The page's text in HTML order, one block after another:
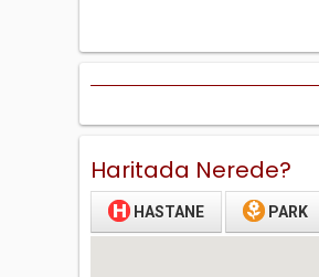
Haritada Nerede?
HASTANE PARK